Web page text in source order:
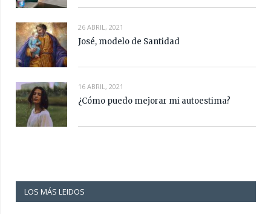
26 ABRIL, 2021
José, modelo de Santidad
16 ABRIL, 2021
¿Cómo puedo mejorar mi autoestima?
LOS MÁS LEIDOS